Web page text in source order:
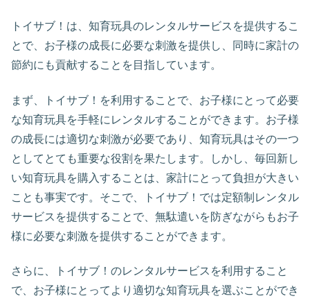
トイサブ！は、知育玩具のレンタルサービスを提供するこ
とで、お子様の成長に必要な刺激を提供し、同時に家計の
節約にも貢献することを目指しています。
まず、トイサブ！を利用することで、お子様にとって必要
な知育玩具を手軽にレンタルすることができます。お子様
の成長には適切な刺激が必要であり、知育玩具はその一つ
としてとても重要な役割を果たします。しかし、毎回新し
い知育玩具を購入することは、家計にとって負担が大きい
ことも事実です。そこで、トイサブ！では定額制レンタル
サービスを提供することで、無駄遣いを防ぎながらもお子
様に必要な刺激を提供することができます。
さらに、トイサブ！のレンタルサービスを利用すること
で、お子様にとってより適切な知育玩具を選ぶことができ